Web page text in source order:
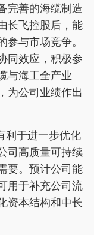
完善的海缆制造
长飞控股后，能
与市场竞争。
同效应，积极参
与海工全产业
为公司业绩作出
利于进一步优化
司高质量可持续
要。预计公司能
用于补充公司流
资本结构和中长